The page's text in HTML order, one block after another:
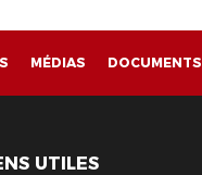
MÉDIAS DOCUMENTS
UTILES